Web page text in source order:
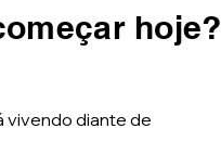
hoje?
vivendo diante de